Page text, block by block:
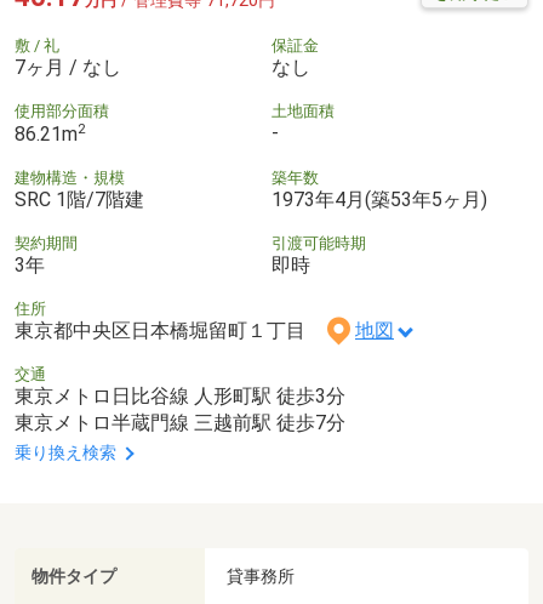
敷 / 礼
7ヶ月 / なし
保証金
なし
使用部分面積
86.21m2
土地面積
-
建物構造・規模
SRC 1階/7階建
築年数
1973年4月(築53年5ヶ月)
契約期間
3年
引渡可能時期
即時
住所
東京都中央区日本橋堀留町１丁目 地図
交通
東京メトロ日比谷線 人形町駅 徒歩3分
東京メトロ半蔵門線 三越前駅 徒歩7分
乗り換え検索
物件タイプ 貸事務所